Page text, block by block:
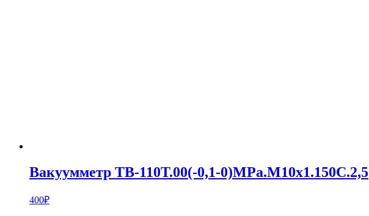
Вакуумметр ТВ-110Т.00(-0,1-0)MPa.M10х1.150С.2,5
400₽